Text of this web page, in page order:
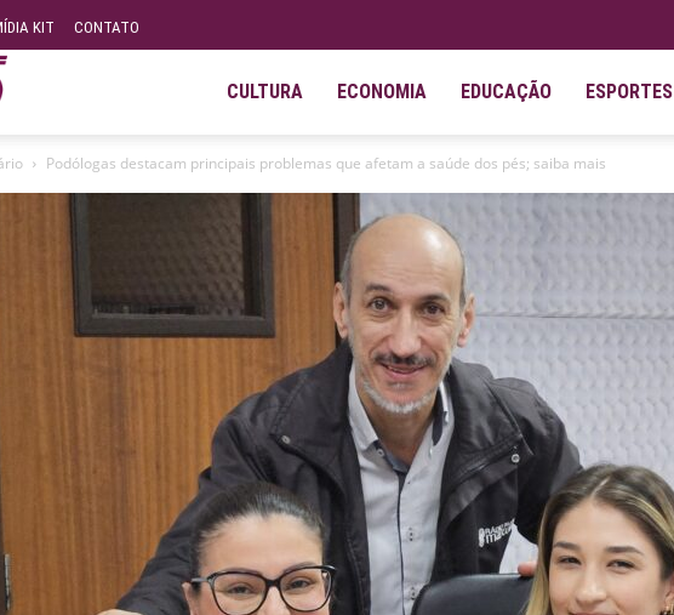
KIT CONTATO
Fundação
MHZ
CULTURA ECONOMIA EDUCAÇÃO ESPORTES
Podólogas destacam principais problemas que afetam a saúde dos pés; saiba mais